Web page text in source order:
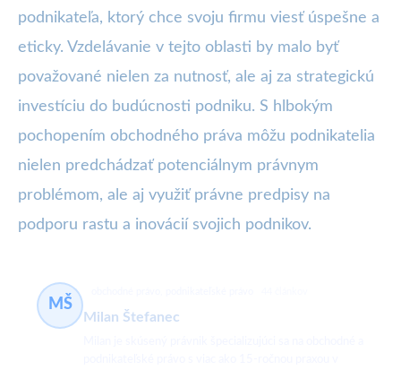
podnikateľa, ktorý chce svoju firmu viesť úspešne a
eticky. Vzdelávanie v tejto oblasti by malo byť
považované nielen za nutnosť, ale aj za strategickú
investíciu do budúcnosti podniku. S hlbokým
pochopením obchodného práva môžu podnikatelia
nielen predchádzať potenciálnym právnym
problémom, ale aj využiť právne predpisy na
podporu rastu a inovácií svojich podnikov.
MŠ
Milan Štefanec